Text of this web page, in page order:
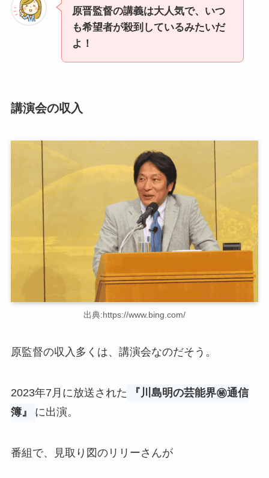
原晋監督の講義は大人気で、いつ
も希望者が殺到しているみたいだ
よ！
講演会の収入
出典:https://www.bing.com/
原監督の収入多くは、講演会なのだそう。
2023年7月に放送された
『川島明の芸能界㊙通信
簿』
に出演。
番組で、見取り図のリリーさんが